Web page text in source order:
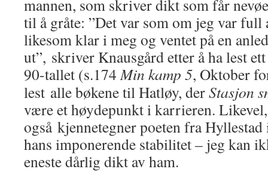
mannen, som skriver dikt som får
til å gråte: ”Det var som om jeg var full
likesom klar i meg og ventet på en
ut”, skriver Knausgård etter å ha lest
90-tallet (s.174Min kamp 5, Oktober
lest alle bøkene til Hatløy, derStasjon
være et høydepunkt i karrieren.
også kjennetegner poeten fra
hans imponerende stabilitet – jeg kan
eneste dårlig dikt av ham.